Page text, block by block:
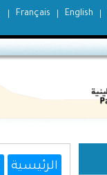
Français English
الرئيسية